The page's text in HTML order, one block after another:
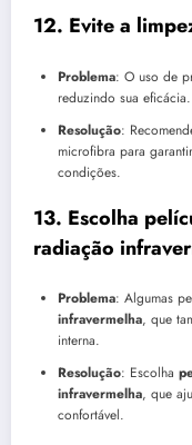
12. Evite a
Problema: O uso de
reduzindo sua eficácia.
Resolução:
microfibra para
condições.
13. Escolha
radiação
Problema: Algumas
infravermelha, que
interna.
Resolução: Escolha
infravermelha, que
confortável.